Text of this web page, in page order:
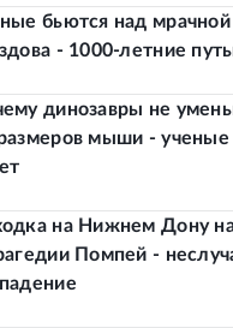
бьются над мрачной
- 1000-летние
динозавры не
мыши -
на Нижнем Дону
Помпей -